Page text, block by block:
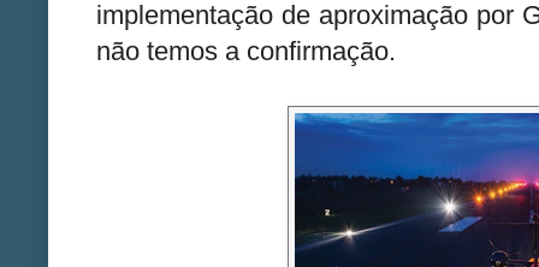
implementação de aproximação por
não temos a confirmação.